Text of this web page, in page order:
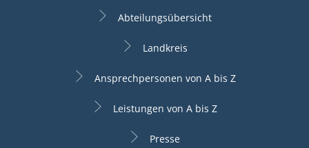
Abteilungsübersicht
Landkreis
Ansprechpersonen von A bis Z
Leistungen von A bis Z
Presse